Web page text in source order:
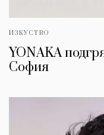
ИЗКУСТВО
YONAKA
София